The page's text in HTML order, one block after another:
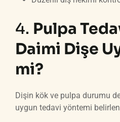
4. Pulpa
Daimi Dişe
mi?
Dişin kök ve pulpa durumu
uygun tedavi yöntemi